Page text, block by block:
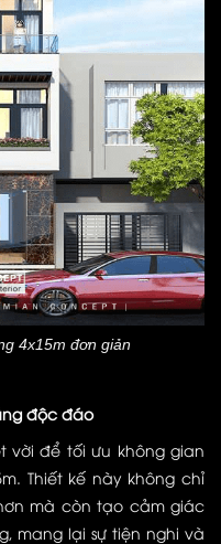
4x15m đơn giản
độc đáo
vời để tối ưu không gian
Thiết kế này không chỉ
mà còn tạo cảm giác
mang lại sự tiện nghi và